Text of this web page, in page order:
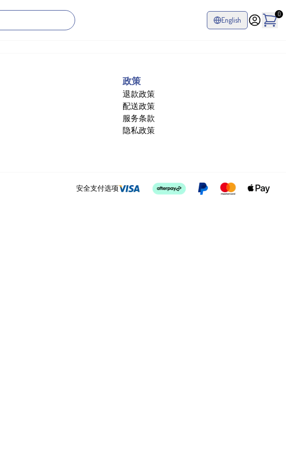
English
0
政策
退款政策
配送政策
服务条款
隐私政策
安全支付选项